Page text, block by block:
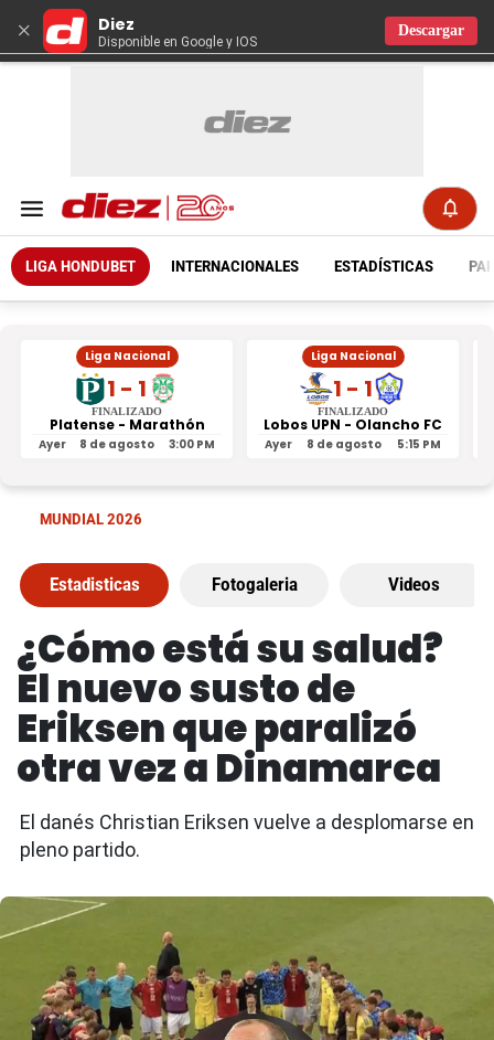
× Diez
Disponible en Google y IOS
Descargar
LIGA HONDUBET INTERNACIONALES ESTADÍSTICAS
Liga Nacional
1 - 1
FINALIZADO
Platense - Marathón
Ayer 8 de agosto 3:00 PM
Liga Nacional
1 - 1
FINALIZADO
Lobos UPN - Olancho FC
Ayer 8 de agosto 5:15 PM
MUNDIAL 2026
Estadisticas Fotogaleria Videos
¿Cómo está su salud?
El nuevo susto de
Eriksen que paralizó
otra vez a Dinamarca
El danés Christian Eriksen vuelve a desplomarse en
pleno partido.